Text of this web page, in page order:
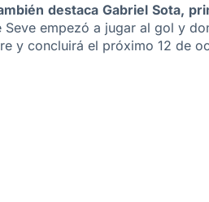
destaca Gabriel Sota,
Seve empezó a jugar al gol y
y concluirá el próximo 12 de